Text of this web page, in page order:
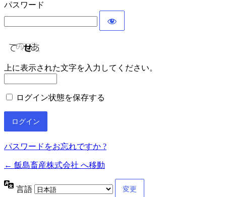
パスワード
上に表示された文字を入力してください。
ログイン状態を保存する
パスワードをお忘れですか ?
← 飯島畜産株式会社 へ移動
言語